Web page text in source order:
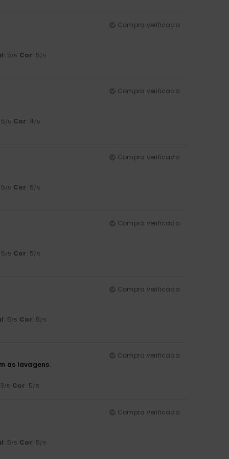
Compra verificada
: 5/5 Cor: 5/5
Compra verificada
/5 Cor: 4/5
Compra verificada
/5 Cor: 5/5
Compra verificada
/5 Cor: 5/5
Compra verificada
: 5/5 Cor: 5/5
Compra verificada
as lavagens.
/5 Cor: 5/5
Compra verificada
: 5/5 Cor: 5/5